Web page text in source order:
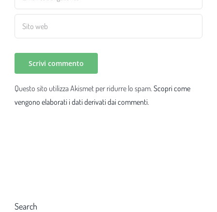
Questo sito utilizza Akismet per ridurre lo spam. Scopri come
vengono elaborati i dati derivati dai commenti.
Search